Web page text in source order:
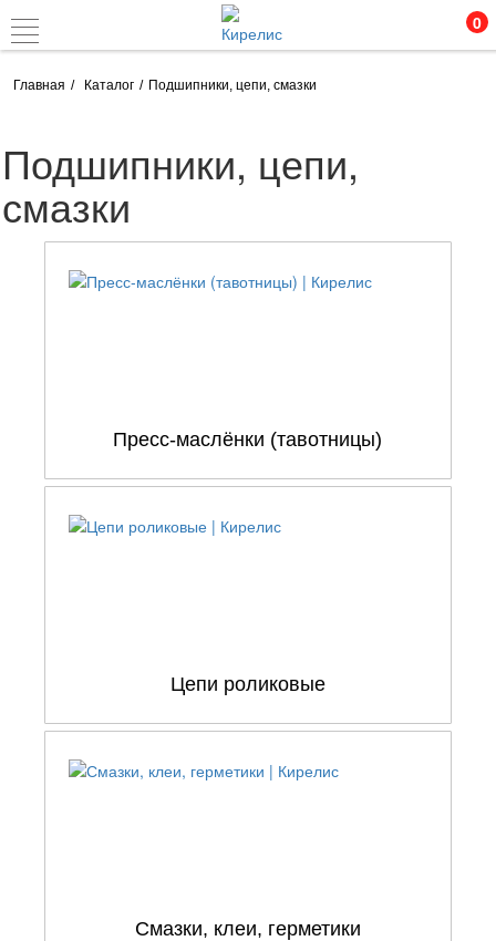
0
Главная Каталог Подшипники, цепи, смазки
Подшипники, цепи,
смазки
Пресс-маслёнки (тавотницы)
Цепи роликовые
Смазки, клеи, герметики